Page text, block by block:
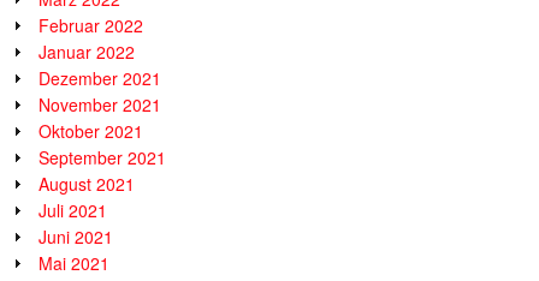
Februar 2022
Januar 2022
Dezember 2021
November 2021
Oktober 2021
September 2021
August 2021
Juli 2021
Juni 2021
Mai 2021